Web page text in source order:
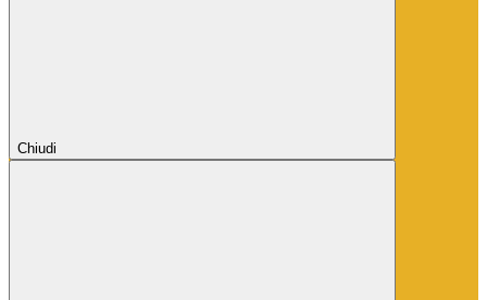
Chiudi